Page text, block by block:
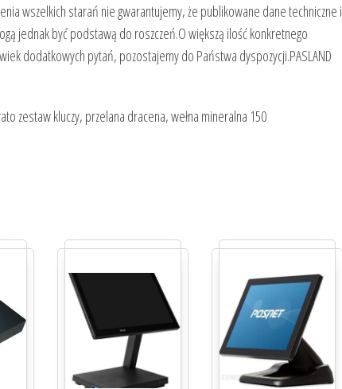
wszelkich starań nie gwarantujemy, że publikowane dane techniczne i
jednak być podstawą do roszczeń.O większą ilość konkretnego
dodatkowych pytań, pozostajemy do Państwa dyspozycji.PASLAND
zestaw kluczy, przelana dracena, wełna mineralna 150